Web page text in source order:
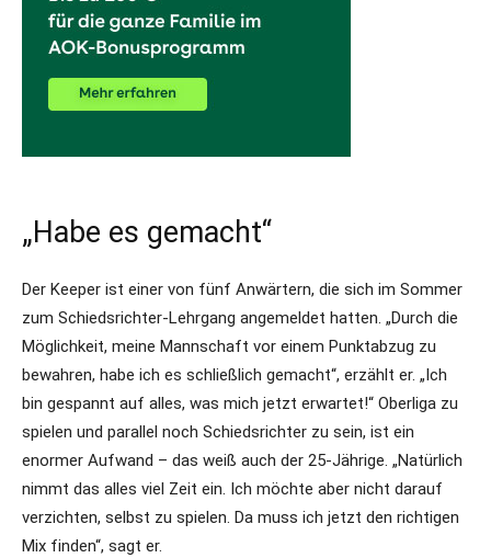
„Habe es gemacht“
Der Keeper ist einer von fünf Anwärtern, die sich im Sommer
zum Schiedsrichter-Lehrgang angemeldet hatten. „Durch die
Möglichkeit, meine Mannschaft vor einem Punktabzug zu
bewahren, habe ich es schließlich gemacht“, erzählt er. „Ich
bin gespannt auf alles, was mich jetzt erwartet!“ Oberliga zu
spielen und parallel noch Schiedsrichter zu sein, ist ein
enormer Aufwand – das weiß auch der 25-Jährige. „Natürlich
nimmt das alles viel Zeit ein. Ich möchte aber nicht darauf
verzichten, selbst zu spielen. Da muss ich jetzt den richtigen
Mix finden“, sagt er.